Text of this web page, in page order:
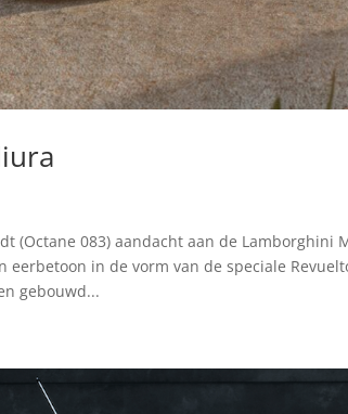
(Octane 083) aandacht aan de Lamborghini
eerbetoon in de vorm van de speciale
gebouwd...